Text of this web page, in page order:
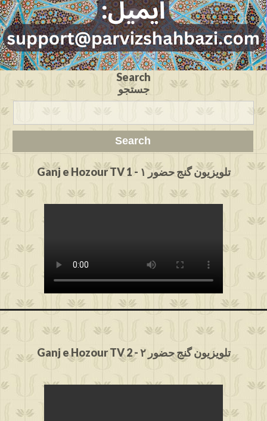
Search
جستجو
Ganj e Hozour TV 1 - تلویزیون گنج حضور ۱
Ganj e Hozour TV 2 - ۲ تلویزیون گنج حضور